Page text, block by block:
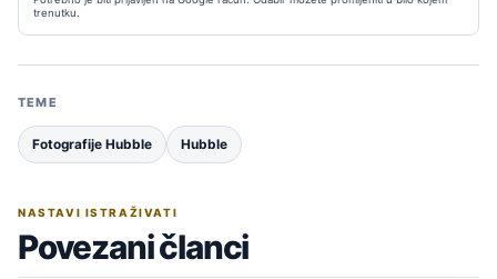
trenutku.
TEME
Fotografije Hubble Hubble
NASTAVI ISTRAŽIVATI
Povezani članci